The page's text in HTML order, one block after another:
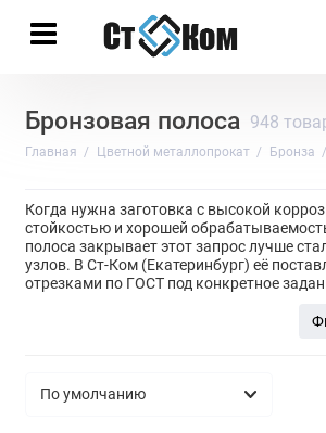
Бронзовая полоса 948
Главная Цветной металлопрокат Бронза
Когда нужна заготовка с высокой
стойкостью и хорошей
полоса закрывает этот запрос лучше
узлов. В Ст-Ком (Екатеринбург) её
отрезками по ГОСТ под конкретное